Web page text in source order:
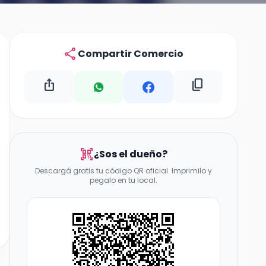
share Compartir Comercio
ios_share content_copy
qr_code_scanner¿Sos el dueño?
Descargá gratis tu código QR oficial. Imprimilo y
pegalo en tu local.